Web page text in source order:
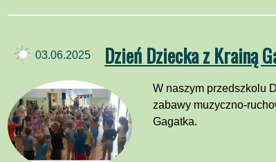
Dzień Dziecka z Krainą
03.06.2025
W naszym przedszkolu
zabawy muzyczno-
Gagatka.